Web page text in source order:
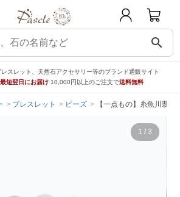
search
スレット、天然石アクセサリー等のブランド通販サイト
最短翌日にお届け 10,000円以上のご注文で送料無料
ブレスレット ビーズ 【一点もの】糸魚川翡
1 / 3